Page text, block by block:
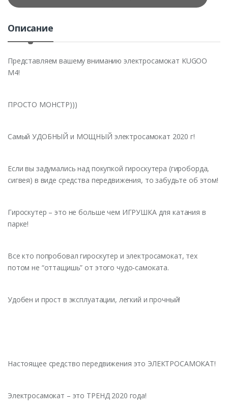
Описание
Представляем вашему вниманию электросамокат KUGOO
M4!
ПРОСТО МОНСТР)))
Самый УДОБНЫЙ и МОЩНЫЙ электросамокат 2020 г!
Если вы задумались над покупкой гироскутера (гироборда,
сигвея) в виде средства передвижения, то забудьте об этом!
Гироскутер – это не больше чем ИГРУШКА для катания в
парке!
Все кто попробовал гироскутер и электросамокат, тех
потом не “оттащишь” от этого чудо-самоката.
Удобен и прост в эксплуатации, легкий и прочный!
Настоящее средство передвижения это ЭЛЕКТРОСАМОКАТ!
Электросамокат – это ТРЕНД 2020 года!